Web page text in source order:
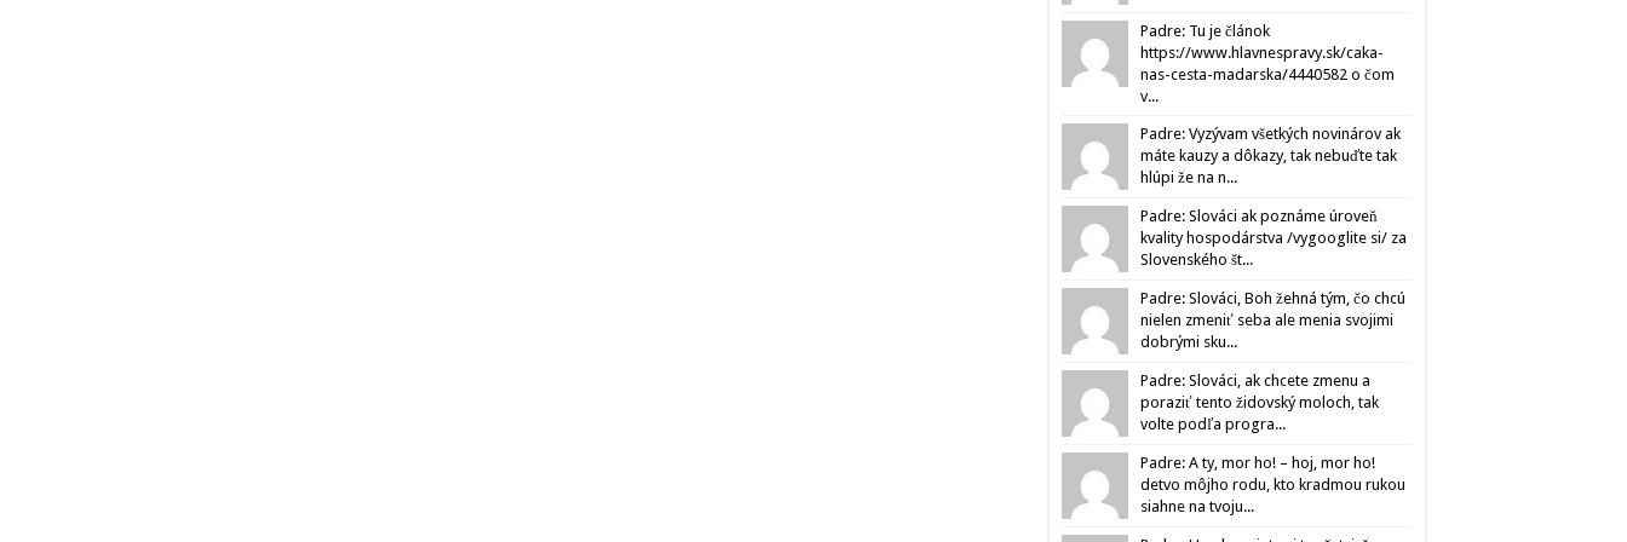
Padre: Tu je článok
https://www.hlavnespravy.sk/caka-
nas-cesta-madarska/4440582 o čom
v...
Padre: Vyzývam všetkých novinárov ak
máte kauzy a dôkazy, tak nebuďte tak
hlúpi že na n...
Padre: Slováci ak poznáme úroveň
kvality hospodárstva /vygooglite si/ za
Slovenského št...
Padre: Slováci, Boh žehná tým, čo chcú
nielen zmeniť seba ale menia svojimi
dobrými sku...
Padre: Slováci, ak chcete zmenu a
poraziť tento židovský moloch, tak
volte podľa progra...
Padre: A ty, mor ho! – hoj, mor ho!
detvo môjho rodu, kto kradmou rukou
siahne na tvoju...